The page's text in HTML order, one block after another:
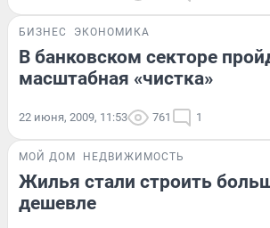
БИЗНЕС ЭКОНОМИКА
В банковском секторе
масштабная «чистка»
22 июня, 2009, 11:53 761 1
МОЙ ДОМ НЕДВИЖИМОСТЬ
Жилья стали строить
дешевле